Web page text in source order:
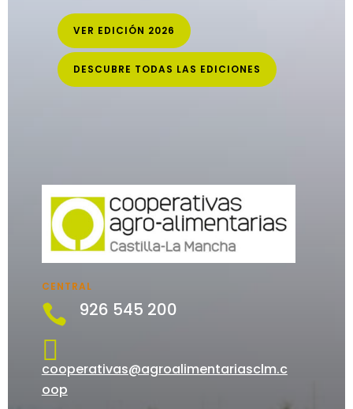
VER EDICIÓN 2026
DESCUBRE TODAS LAS EDICIONES
CENTRAL
 926 545 200

cooperativas@agroalimentariasclm.c
oop